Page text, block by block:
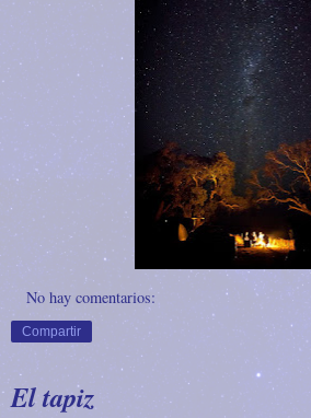
No hay comentarios:
Compartir
El tapiz